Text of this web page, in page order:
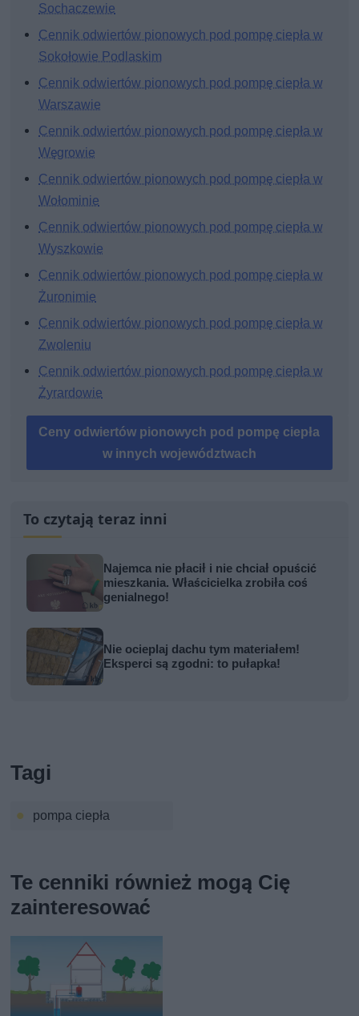
Sochaczewie
Cennik odwiertów pionowych pod pompę ciepła w
Sokołowie Podlaskim
Cennik odwiertów pionowych pod pompę ciepła w
Warszawie
Cennik odwiertów pionowych pod pompę ciepła w
Węgrowie
Cennik odwiertów pionowych pod pompę ciepła w
Wołominie
Cennik odwiertów pionowych pod pompę ciepła w
Wyszkowie
Cennik odwiertów pionowych pod pompę ciepła w
Żuronimie
Cennik odwiertów pionowych pod pompę ciepła w
Zwoleniu
Cennik odwiertów pionowych pod pompę ciepła w
Żyrardowie
Ceny odwiertów pionowych pod pompę ciepła
w innych województwach
To czytają teraz inni
Najemca nie płacił i nie chciał opuścić
mieszkania. Właścicielka zrobiła coś
genialnego!
Nie ocieplaj dachu tym materiałem!
Eksperci są zgodni: to pułapka!
Tagi
pompa ciepła
Te cenniki również mogą Cię
zainteresować